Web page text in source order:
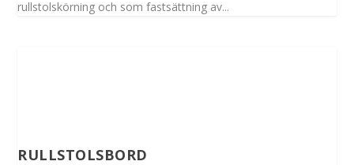
rullstolskörning och som fastsättning av...
RULLSTOLSBORD